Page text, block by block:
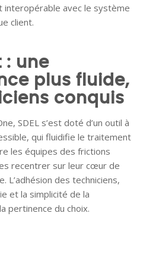
avec le système
client.
: une
plus fluide,
conquis
SDEL s’est doté d’un outil à
qui fluidifie le traitement
les équipes des frictions
recentrer sur leur cœur de
L’adhésion des techniciens,
et la simplicité de la
pertinence du choix.